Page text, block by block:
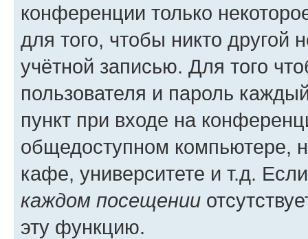
конференции только
для того, чтобы никто другой
учётной записью. Для того
пользователя и пароль
пункт при входе на
общедоступном компьютере,
кафе, университете и т.д.
каждом посещении
эту функцию.